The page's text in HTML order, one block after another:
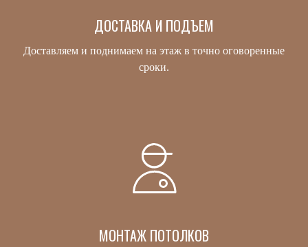
ДОСТАВКА И ПОДЪЕМ
Доставляем и поднимаем на этаж в точно оговоренные
сроки.
МОНТАЖ ПОТОЛКОВ